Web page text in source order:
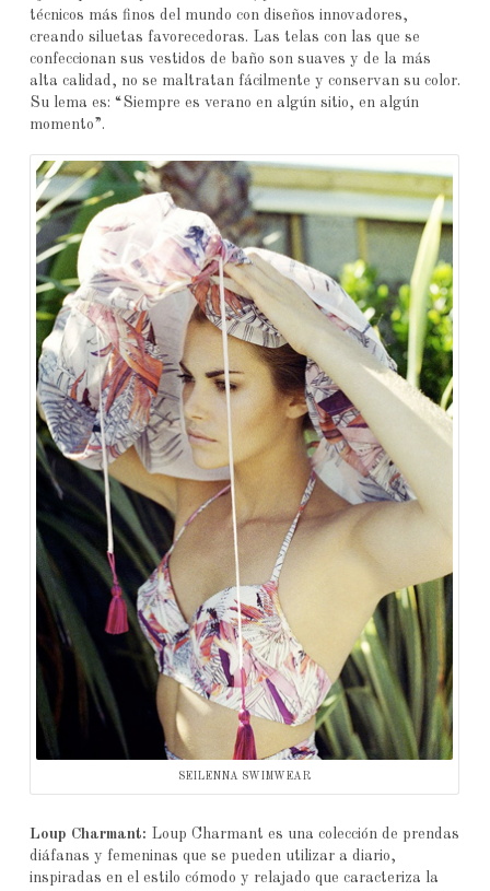
técnicos más finos del mundo con diseños innovadores,
creando siluetas favorecedoras. Las telas con las que se
confeccionan sus vestidos de baño son suaves y de la más
alta calidad, no se maltratan fácilmente y conservan su color.
Su lema es: “Siempre es verano en algún sitio, en algún
momento”.
SEILENNA SWIMWEAR
Loup Charmant: Loup Charmant es una colección de prendas
diáfanas y femeninas que se pueden utilizar a diario,
inspiradas en el estilo cómodo y relajado que caracteriza la